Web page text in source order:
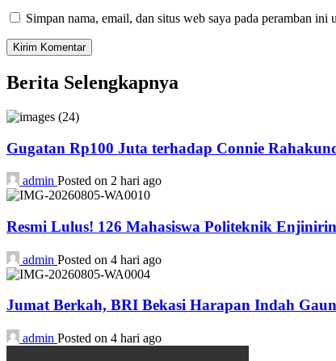
Simpan nama, email, dan situs web saya pada peramban ini
Berita Selengkapnya
Gugatan Rp100 Juta terhadap Connie
admin Posted on 2 hari ago
Resmi Lulus! 126 Mahasiswa Politeknik
admin Posted on 4 hari ago
Jumat Berkah, BRI Bekasi Harapan Indah
admin Posted on 4 hari ago